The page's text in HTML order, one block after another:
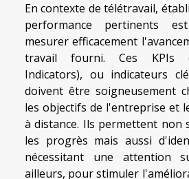
En contexte de télétravail,
performance pertinents
mesurer efficacement
travail fourni. Ces KPIs
Indicators), ou indicateurs
doivent être soigneusement
les objectifs de l'entreprise et
à distance. Ils permettent non
les progrès mais aussi
nécessitant une attention
ailleurs, pour stimuler